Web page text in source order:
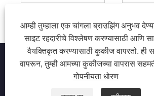
स्टेनलेस
आम्ही तुम्हाला एक चांगला ब्राउझिंग अनुभव
साइट रहदारीचे विश्लेषण करण्यासाठी आणि
वैयक्तिकृत करण्यासाठी कुकीज वापरतो. ही
वापरून, तुम्ही आमच्या कुकीजच्या वापरास
गोपनीयता धोरण
कॉपीराइट © 2022 Jiangyin Huaxi Flange